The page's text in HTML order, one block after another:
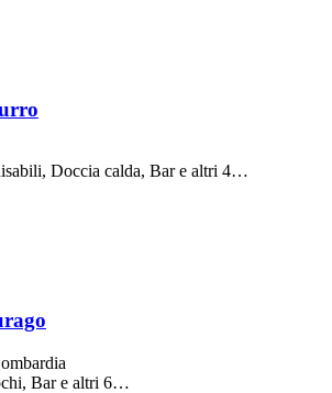
Doccia calda, Bare altri 4…
Bare altri 6…